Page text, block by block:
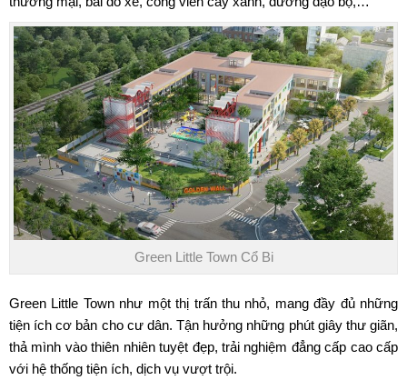
Green Little Town Cổ Bi
Green Little Townnhư một thị trấn thu nhỏ, mang đầy đủ những
tiện ích cơ bản cho cư dân. Tận hưởng những phút giây thư giãn,
thả mình vào thiên nhiên tuyệt đẹp, trải nghiệm đẳng cấp cao cấp
với hệ thống tiện ích, dịch vụ vượt trội.